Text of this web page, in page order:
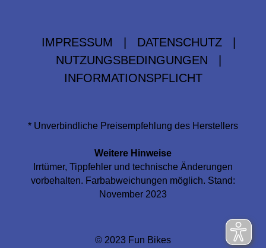
IMPRESSUM DATENSCHUTZ
NUTZUNGSBEDINGUNGEN
INFORMATIONSPFLICHT
* Unverbindliche Preisempfehlung des Herstellers
Weitere Hinweise
Irrtümer, Tippfehler und technische Änderungen
vorbehalten. Farbabweichungen möglich. Stand:
November 2023
© 2023 Fun Bikes